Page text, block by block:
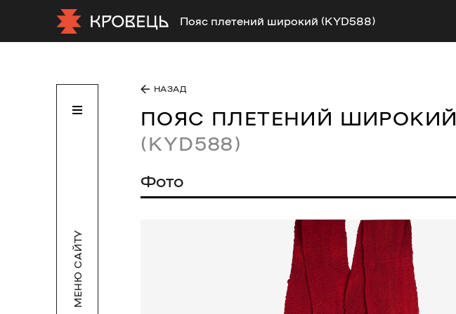
Пояс плетений широкий (KYD588)
МЕНЮ САЙТУ
НАЗАД
ПОЯС ПЛЕТЕНИЙ ШИРОКИЙ
(KYD588)
Фото